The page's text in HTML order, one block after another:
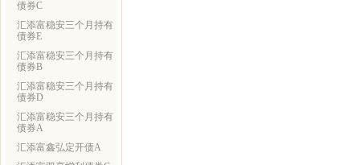
债券C
汇添富稳安三个月持有
债券E
汇添富稳安三个月持有
债券B
汇添富稳安三个月持有
债券D
汇添富稳安三个月持有
债券A
汇添富鑫弘定开债A